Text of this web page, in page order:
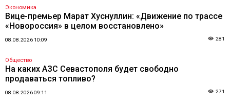
Экономика
Вице-премьер Марат Хуснуллин: «Движение по трассе
«Новороссия» в целом восстановлено»
08.08.2026 10:09 281
Общество
На каких АЗС Севастополя будет свободно
продаваться топливо?
08.08.2026 09:11 271